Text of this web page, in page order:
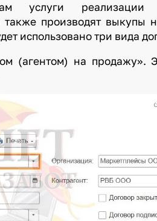
услуги реализации
производят выкупы
использовано три вида
(агентом) на продажу».